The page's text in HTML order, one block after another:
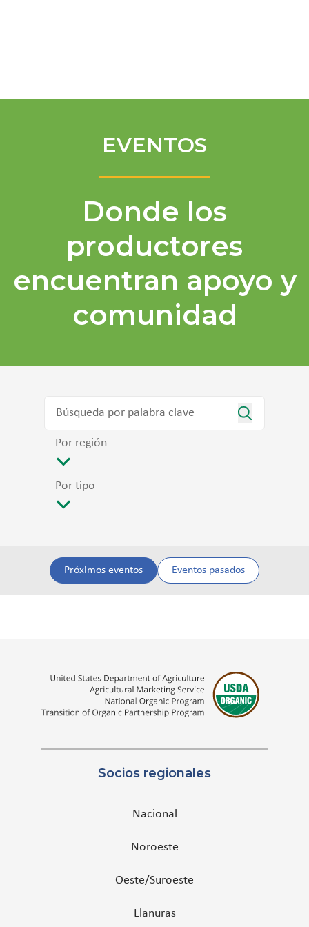
EVENTOS
Donde los
productores
encuentran apoyo y
comunidad
Por región
Por tipo
Próximos eventos Eventos pasados
Socios regionales
Nacional
Noroeste
Oeste/Suroeste
Llanuras